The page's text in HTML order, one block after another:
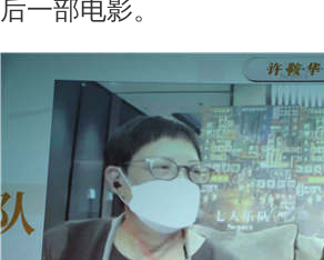
后一部电影。